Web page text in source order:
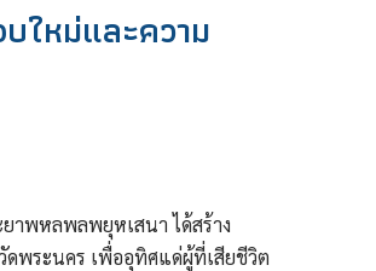
ใหม่และความ
าพหลพลพยุหเสนา ได้สร้าง
ดพระนคร เพื่ออุทิศแด่ผู้ที่เสียชีวิต